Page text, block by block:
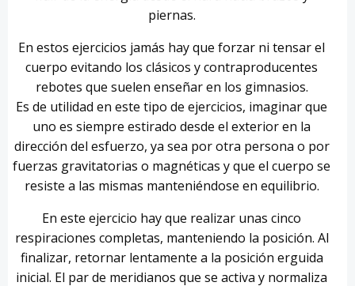
piernas.
En estos ejercicios jamás hay que forzar ni tensar el
cuerpo evitando los clásicos y contraproducentes
rebotes que suelen enseñar en los gimnasios.
Es de utilidad en este tipo de ejercicios, imaginar que
uno es siempre estirado desde el exterior en la
dirección del esfuerzo, ya sea por otra persona o por
fuerzas gravitatorias o magnéticas y que el cuerpo se
resiste a las mismas manteniéndose en equilibrio.
En este ejercicio hay que realizar unas cinco
respiraciones completas, manteniendo la posición. Al
finalizar, retornar lentamente a la posición erguida
inicial. El par de meridianos que se activa y normaliza